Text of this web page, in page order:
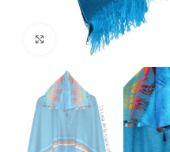
Haga clic para ampliar